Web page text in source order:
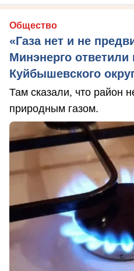
Общество
«Газа нет и не
Минэнерго
Куйбышевского
Там сказали, что район
природным газом.